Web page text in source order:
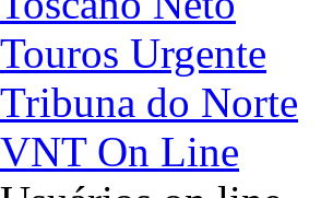
Touros Urgente
Tribuna do Norte
VNT On Line